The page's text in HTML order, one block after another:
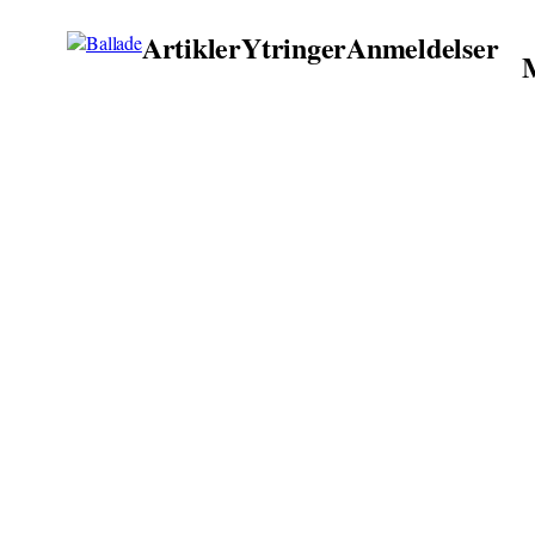
ArtiklerYtringerAnmeldelser